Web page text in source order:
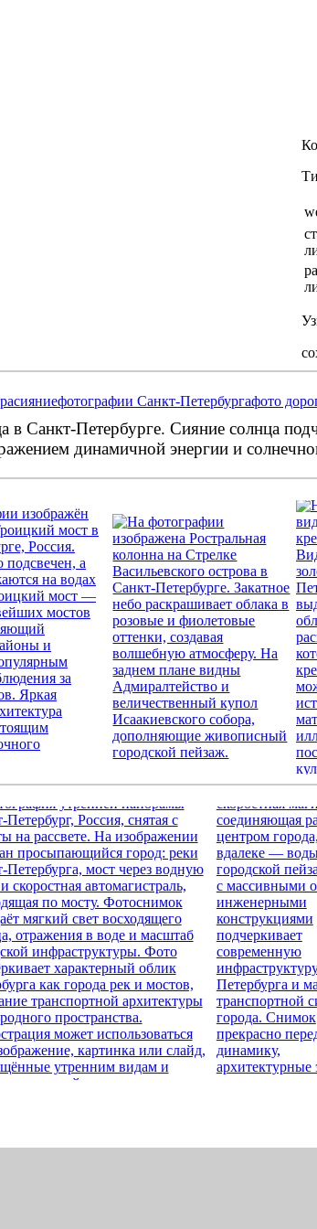
сияниефотографии Санкт-Петербургафото
в Санкт-Петербурге. Сияние солнца
динамичной энергии и